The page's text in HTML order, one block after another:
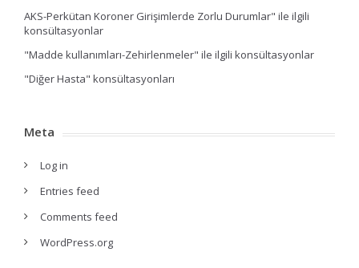
AKS-Perkütan Koroner Girişimlerde Zorlu Durumlar" ile ilgili
konsültasyonlar
"Madde kullanımları-Zehirlenmeler" ile ilgili konsültasyonlar
"Diğer Hasta" konsültasyonları
Meta
Log in
Entries feed
Comments feed
WordPress.org